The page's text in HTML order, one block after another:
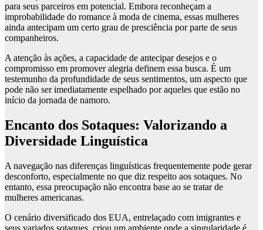
para seus parceiros em potencial. Embora reconheçam a
improbabilidade do romance à moda de cinema, essas mulheres
ainda antecipam um certo grau de presciência por parte de seus
companheiros.
A atenção às ações, a capacidade de antecipar desejos e o
compromisso em promover alegria definem essa busca. É um
testemunho da profundidade de seus sentimentos, um aspecto que
pode não ser imediatamente espelhado por aqueles que estão no
início da jornada de namoro.
Encanto dos Sotaques: Valorizando a
Diversidade Linguística
A navegação nas diferenças linguísticas frequentemente pode gerar
desconforto, especialmente no que diz respeito aos sotaques. No
entanto, essa preocupação não encontra base ao se tratar de
mulheres americanas.
O cenário diversificado dos EUA, entrelaçado com imigrantes e
seus variados sotaques, criou um ambiente onde a singularidade é